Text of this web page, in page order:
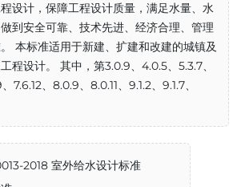
设计，保障工程设计质量，满足水量、水
到安全可靠、技术先进、经济合理、管理
本标准适用于新建、扩建和改建的城镇及
程设计。 其中，第3.0.9、4.0.5、5.3.7、
7.6.12、8.0.9、8.0.11、9.1.2、9.1.7、
2018 室外给水设计标准